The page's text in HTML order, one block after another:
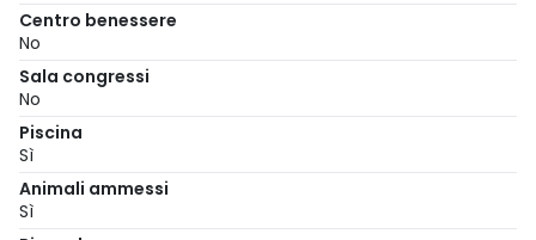
Centro benessere
No
Sala congressi
No
Piscina
Sì
Animali ammessi
Sì